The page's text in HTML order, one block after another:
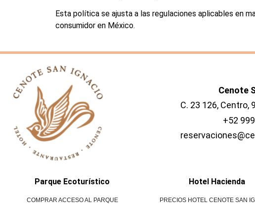
Esta política se ajusta a las regulaciones aplicables en
consumidor en México.
Cenote
C. 23 126, Centro,
+52
Parque Ecoturístico
COMPRAR ACCESO AL PARQUE
Hotel Hacienda
PRECIOS HOTEL CENOTE SAN